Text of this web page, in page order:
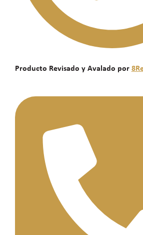
Producto Revisado y Avalado por